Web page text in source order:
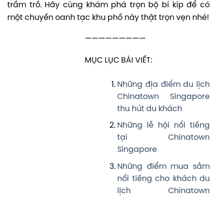
trầm trồ. Hãy cùng khám phá trọn bộ bí kíp để có
một chuyến oanh tạc khu phố này thật trọn vẹn nhé!
—————————
MỤC LỤC BÀI VIẾT:
Những địa điểm du lịch
Chinatown Singapore
thu hút du khách
Những lễ hội nổi tiếng
tại Chinatown
Singapore
Những điểm mua sắm
nổi tiếng cho khách du
lịch Chinatown